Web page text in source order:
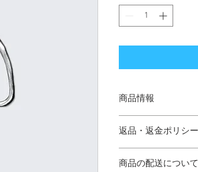
商品情報
明に加え、商品の特
しましょう。
返品・返金ポリシー
満足しなかった場合
商品の配送について